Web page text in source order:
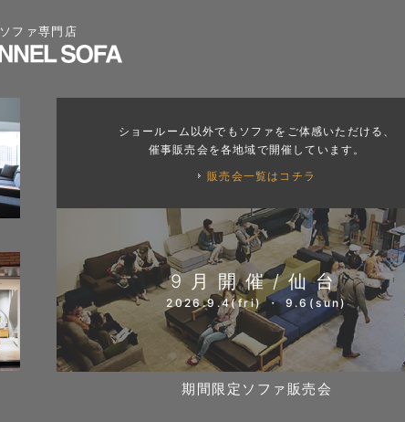
ソファ専門店
ショールーム以外でもソファをご体感いただける、
催事販売会を各地域で開催しています。
販売会一覧はコチラ
9月開催/仙台
2026.9.4(fri) ・ 9.6(sun)
期間限定ソファ販売会